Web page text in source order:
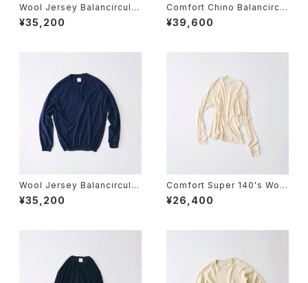
Wool Jersey Balancircular
® Knit Crew Neck Pull Ov
er
¥35,200
Comfort Chino Balancircul
ar® Comfort Chino Five P
ocket Pants
¥39,600
Wool Jersey Balancircular
® Knit Deep V Neck Pull O
ver
¥35,200
Comfort Super 140's Wool
l Rib Crew Neck Lomg Sle
eve T
¥26,400